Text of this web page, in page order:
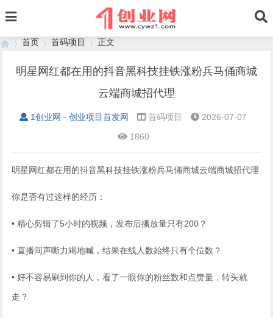
首页 首码项目 正文
明星网红都在用的抖音黑科技挂铁涨粉兵马俑商城
云端商城招代理
1创业网 - 创业项目首发网 首码项目
2026-07-07
1860
明星网红都在用的抖音黑科技挂铁涨粉兵马俑商城云端商城招代理
你是否有过这样的经历：
• 精心剪辑了5小时的视频，发布后播放量只有200？
• 直播间声嘶力竭地喊，结果在线人数始终只有个位数？
• 好不容易刷到你的人，看了一眼你的粉丝数和点赞量，转头就
走？